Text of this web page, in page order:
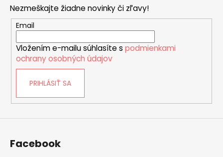
Nezmeškajte žiadne novinky či zľavy!
Email
Vložením e-mailu súhlasíte s podmienkami
ochrany osobných údajov
PRIHLÁSIŤ SA
Facebook